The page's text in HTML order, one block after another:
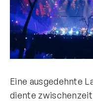
Eine ausgedehnte
diente